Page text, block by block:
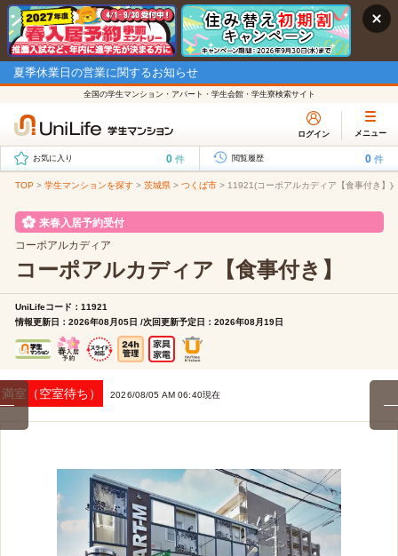
夏季休業日の営業に関するお知らせ
全国の学生マンション・アパート・学生会館・学生寮検索サイト
ログイン メニュー
お気に入り 0 件 閲覧履歴 0 件
TOP > 学生マンションを探す > 茨城県 > つくば市 > 11921(コーポアルカディア【食事付き】)
来春入居予約受付
コーポアルカディア
コーポアルカディア【食事付き】
UniLifeコード：11921
情報更新日：2026年08月05日 /次回更新予定日：2026年08月19日
満室（空室待ち） 2026/08/05 AM 06:40現在